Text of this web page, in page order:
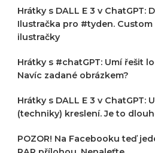
Hrátky s DALL E 3 v ChatGPT:
Ilustračka pro #tyden. Custom
ilustračky
Hrátky s #chatGPT: Umí řešit
Navíc zadané obrázkem?
Hrátky s DALL E 3 v ChatGPT:
(techniky) kreslení. Je to
POZOR! Na Facebooku teď